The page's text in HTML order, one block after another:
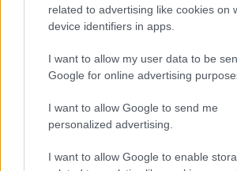
related to advertising like cookies on
device identifiers in apps.
I want to allow my user data to be
Google for online advertising
I want to allow Google to send me
personalized advertising.
I want to allow Google to enable